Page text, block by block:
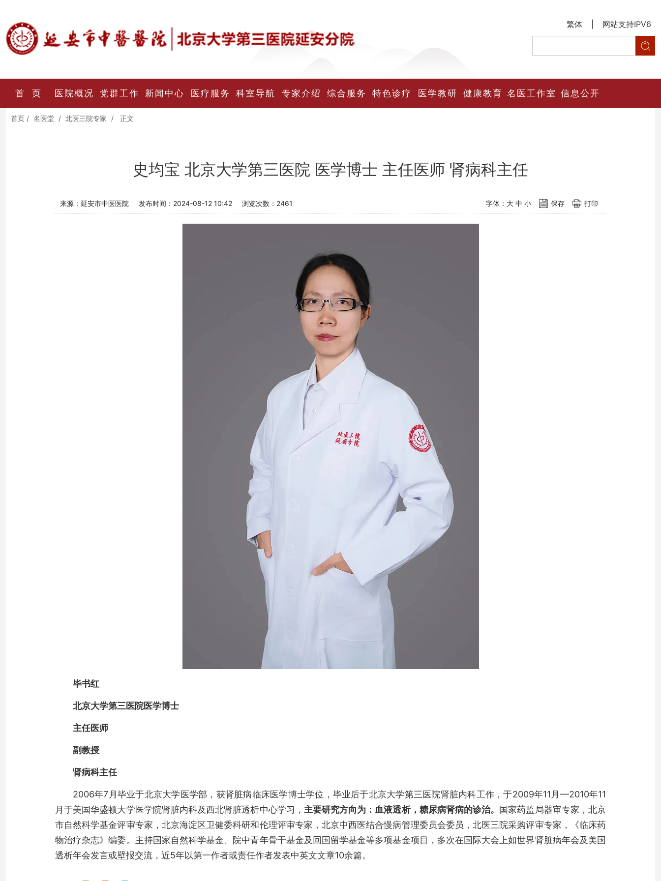
繁体 网站支持IPV6
首 页 医院概况 党群工作 新闻中心 医疗服务 科室导航 专家介绍 综合服务 特色诊疗 医学教研 健康教育 名医工作室 信息公开
首页 / 名医堂 / 北医三院专家 / 正文
史均宝 北京大学第三医院 医学博士 主任医师 肾病科主任
来源：延安市中医医院 发布时间：2024-08-12 10:42 浏览次数： 2461 打印
保存
字体： 大 中 小
毕书红
北京大学第三医院医学博士
主任医师
副教授
肾病科主任
2006年7月毕业于北京大学医学部，获肾脏病临床医学博士学位，毕业后于北京大学第三医院肾脏内科工作，于2009年11月—2010年11
月于美国华盛顿大学医学院肾脏内科及西北肾脏透析中心学习， 主要研究方向为：血液透析，糖尿病肾病的诊治。 国家药监局器审专家，北京
市自然科学基金评审专家，北京海淀区卫健委科研和伦理评审专家，北京中西医结合慢病管理委员会委员，北医三院采购评审专家，《临床药
物治疗杂志》编委。主持国家自然科学基金、院中青年骨干基金及回国留学基金等多项基金项目，多次在国际大会上如世界肾脏病年会及美国
透析年会发言或壁报交流，近5年以第一作者或责任作者发表中英文文章10余篇。